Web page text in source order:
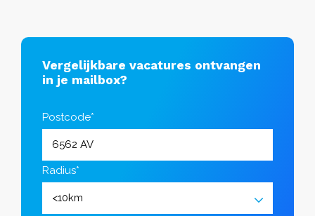
Vergelijkbare vacatures ontvangen
in je mailbox?
Postcode*
Radius*